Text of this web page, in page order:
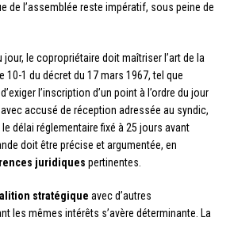
de l’assemblée reste impératif, sous peine de
jour, le copropriétaire doit maîtriser l’art de la
10-1 du décret du 17 mars 1967, tel que
l’inscription d’un point à l’ordre du jour
accusé de réception adressée au syndic,
délai réglementaire fixé à 25 jours avant
doit être précise et argumentée, en
juridiques pertinentes.
stratégique avec d’autres
les mêmes intérêts s’avère déterminante. La